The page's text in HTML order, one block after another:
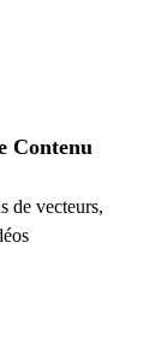
Contenu
de vecteurs,